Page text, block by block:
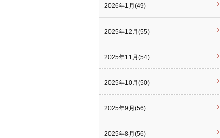
2026年1月(49)
2025年12月(55)
2025年11月(54)
2025年10月(50)
2025年9月(56)
2025年8月(56)